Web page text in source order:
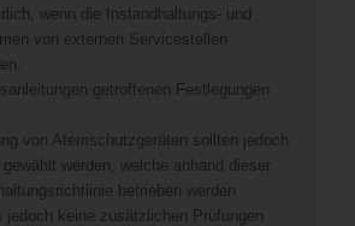
wenn die Instandhaltungs- und
von externen Servicestellen
getroffenen Festlegungen
von Atemschutzgeräten sollten jedoch
werden, welche anhand dieser
betrieben werden
jedoch keine zusätzlichen Prüfungen